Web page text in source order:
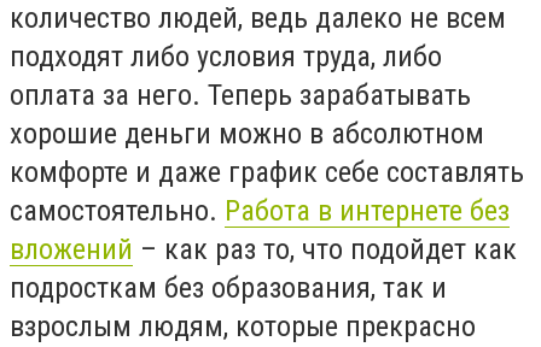
количество людей, ведь далеко не всем
подходят либо условия труда, либо
оплата за него. Теперь зарабатывать
хорошие деньги можно в абсолютном
комфорте и даже график себе составлять
самостоятельно. Работа в интернете без
вложений – как раз то, что подойдет как
подросткам без образования, так и
взрослым людям, которые прекрасно